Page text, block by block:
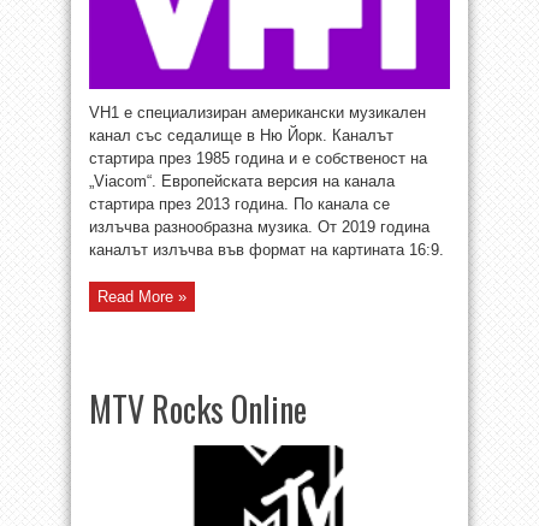
VH1 е специализиран американски музикален
канал със седалище в Ню Йорк. Каналът
стартира през 1985 година и е собственост на
„Viacom“. Европейската версия на канала
стартира през 2013 година. По канала се
излъчва разнообразна музика. От 2019 година
каналът излъчва във формат на картината 16:9.
Read More »
MTV Rocks Online